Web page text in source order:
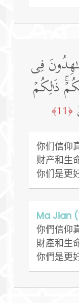
فِی
ذَ ٰ⁠لِكُمۡ
﴿11﴾
你们信仰
财产和生
你们是更
Ma Jian
你們信仰
財產和生
你們是更